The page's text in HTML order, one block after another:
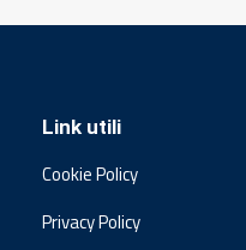
Link utili
Cookie Policy
Privacy Policy